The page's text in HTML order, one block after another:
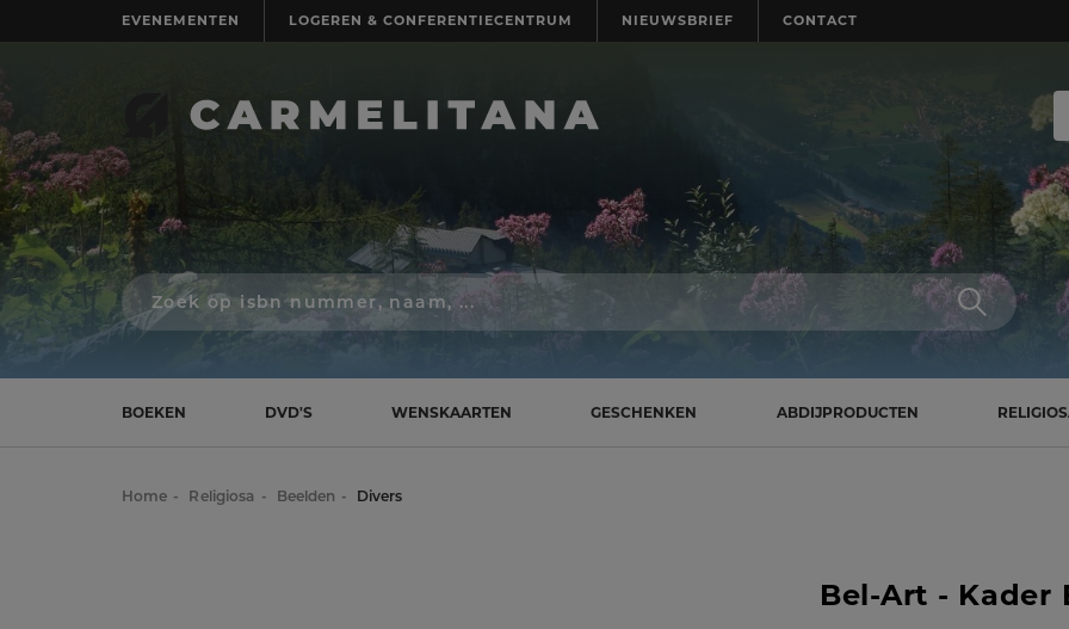
EVENEMENTEN LOGEREN & CONFERENTIECENTRUM NIEUWSBRIEF CONTACT
Zoek
op
isbn
schrijver,
naam
BOEKEN DVD'S WENSKAARTEN GESCHENKEN ABDIJPRODUCTEN
Home Religiosa Beelden Divers
Bel-Art - Kader